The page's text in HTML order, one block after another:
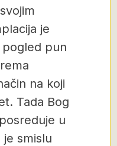
je
pogled pun
na koji
Tada Bog
u
smislu